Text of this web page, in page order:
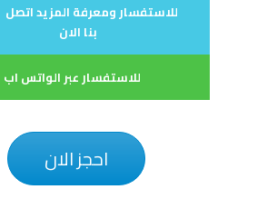
للاستفسار ومعرفة المزيد اتصل
بنا الان
للاستفسار عبر الواتس اب
احجز الان